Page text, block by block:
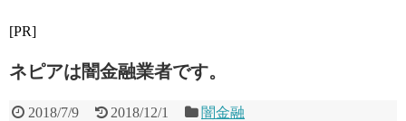
[PR]
ネピアは闇金融業者です。
2018/7/9 2018/12/1 闇金融